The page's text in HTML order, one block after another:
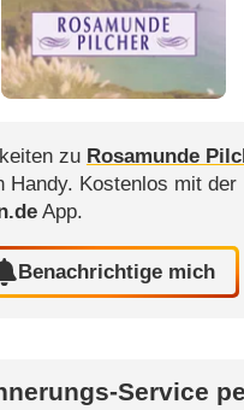
zu Rosamunde
Handy. Kostenlos mit der
App.
Benachrichtige mich
Service